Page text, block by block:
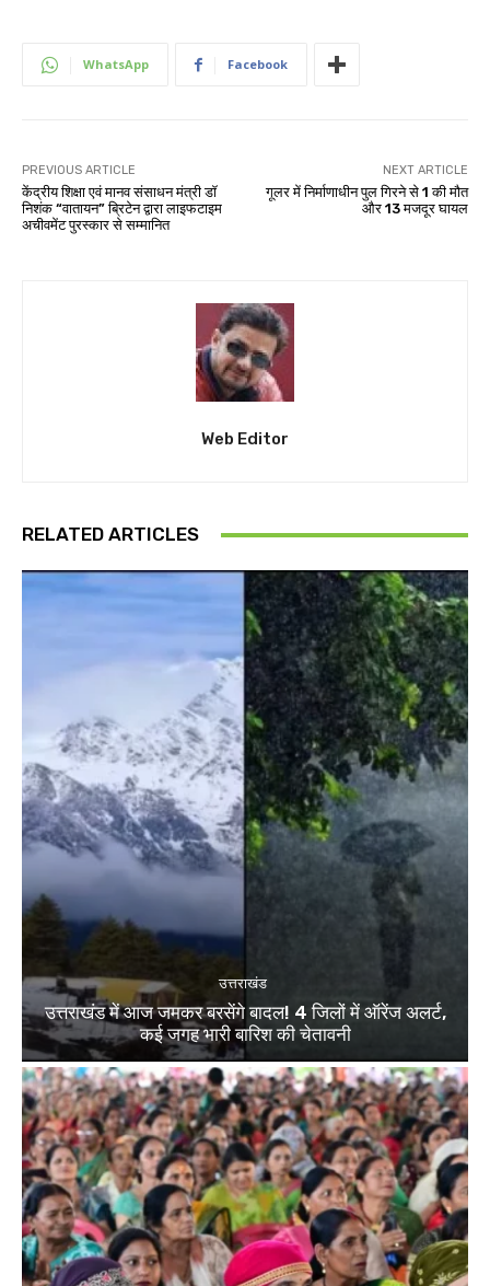
WhatsApp Facebook
PREVIOUS ARTICLE
केंद्रीय शिक्षा एवं मानव संसाधन मंत्री डॉ
निशंक “वातायन” ब्रिटेन द्वारा लाइफटाइम
अचीवमेंट पुरस्कार से सम्मानित
NEXT ARTICLE
गूलर में निर्माणाधीन पुल गिरने से 1 की मौत
और 13 मजदूर घायल
Web Editor
RELATED ARTICLES
उत्तराखंड
उत्तराखंड में आज जमकर बरसेंगे बादल! 4 जिलों में ऑरेंज अलर्ट,
कई जगह भारी बारिश की चेतावनी